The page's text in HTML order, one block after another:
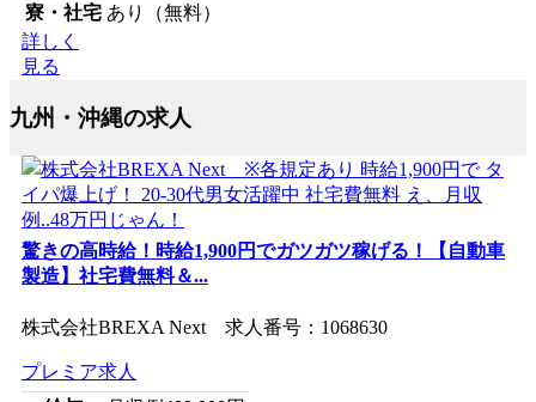
寮・社宅 あり（無料）
詳しく
見る
九州・沖縄の求人
驚きの高時給！時給1,900円でガツガツ稼げる！【自動車
製造】社宅費無料＆...
株式会社BREXA Next 求人番号：1068630
プレミア求人